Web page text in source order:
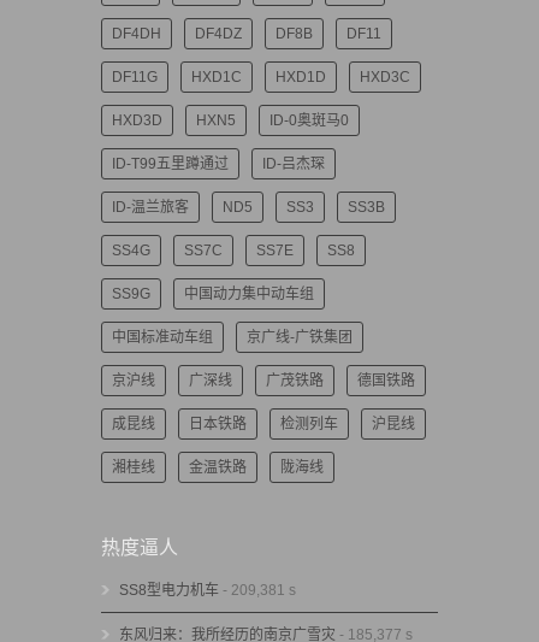
DF4DH DF4DZ DF8B DF11
DF11G HXD1C HXD1D HXD3C
HXD3D HXN5 ID-0奥斑马0
ID-T99五里蹲通过 ID-吕杰琛
ID-温兰旅客 ND5 SS3 SS3B
SS4G SS7C SS7E SS8
SS9G 中国动力集中动车组
中国标准动车组 京广线-广铁集团
京沪线 广深线 广茂铁路 德国铁路
成昆线 日本铁路 检测列车 沪昆线
湘桂线 金温铁路 陇海线
热度逼人
SS8型电力机车 - 209,381 s
东风归来：我所经历的南京广雪灾 - 185,377 s